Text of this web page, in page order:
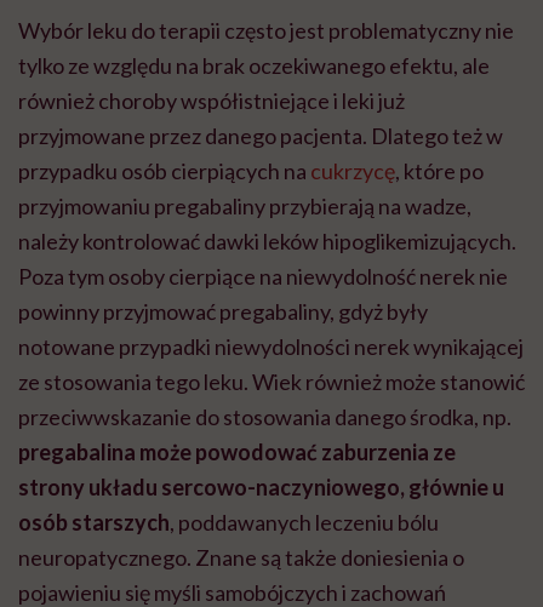
Wybór leku do terapii często jest problematyczny nie
tylko ze względu na brak oczekiwanego efektu, ale
również choroby współistniejące i leki już
przyjmowane przez danego pacjenta. Dlatego też w
przypadku osób cierpiących na cukrzycę, które po
przyjmowaniu pregabaliny przybierają na wadze,
należy kontrolować dawki leków hipoglikemizujących.
Poza tym osoby cierpiące na niewydolność nerek nie
powinny przyjmować pregabaliny, gdyż były
notowane przypadki niewydolności nerek wynikającej
ze stosowania tego leku. Wiek również może stanowić
przeciwwskazanie do stosowania danego środka, np.
pregabalina może powodować zaburzenia ze
strony układu sercowo-naczyniowego, głównie u
osób starszych, poddawanych leczeniu bólu
neuropatycznego. Znane są także doniesienia o
pojawieniu się myśli samobójczych i zachowań